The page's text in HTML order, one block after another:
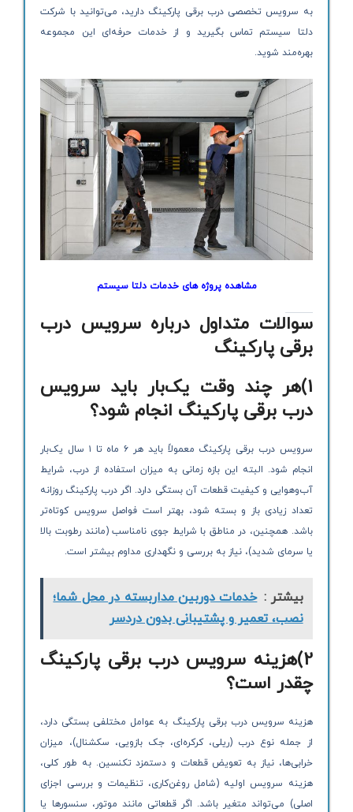
به سرویس تخصصی درب برقی پارکینگ دارید، می‌توانید با شرکت
دلتا سیستم تماس بگیرید و از خدمات حرفه‌ای این مجموعه
بهره‌مند شوید.
مشاهده پروژه های خدمات دلتا سیستم
سوالات متداول درباره سرویس درب
برقی پارکینگ
1)هر چند وقت یک‌بار باید سرویس
درب برقی پارکینگ انجام شود؟
سرویس درب برقی پارکینگ معمولاً باید هر ۶ ماه تا ۱ سال یک‌بار
انجام شود. البته این بازه زمانی به میزان استفاده از درب، شرایط
آب‌وهوایی و کیفیت قطعات آن بستگی دارد. اگر درب پارکینگ روزانه
تعداد زیادی باز و بسته شود، بهتر است فواصل سرویس کوتاه‌تر
باشد. همچنین، در مناطق با شرایط جوی نامناسب (مانند رطوبت بالا
یا سرمای شدید)، نیاز به بررسی و نگهداری مداوم بیشتر است.
بیشتر : خدمات دوربین مداربسته در محل شما؛
نصب، تعمیر و پشتیبانی بدون دردسر
2)هزینه سرویس درب برقی پارکینگ
چقدر است؟
هزینه سرویس درب برقی پارکینگ به عوامل مختلفی بستگی دارد،
از جمله نوع درب (ریلی، کرکره‌ای، جک بازویی، سکشنال)، میزان
خرابی‌ها، نیاز به تعویض قطعات و دستمزد تکنسین. به طور کلی،
هزینه سرویس اولیه (شامل روغن‌کاری، تنظیمات و بررسی اجزای
اصلی) می‌تواند متغیر باشد. اگر قطعاتی مانند موتور، سنسورها یا